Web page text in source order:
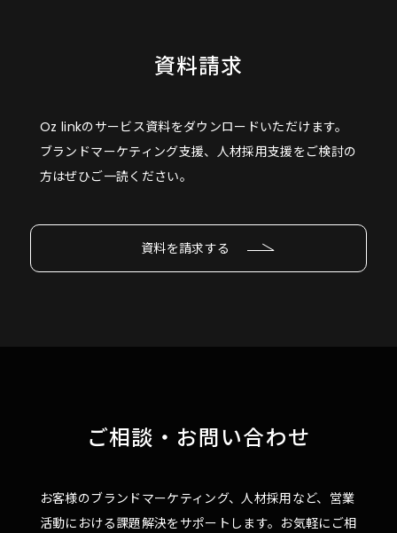
資料請求
Oz linkのサービス資料をダウンロードいただけます。
ブランドマーケティング支援、人材採用支援をご検討の
方はぜひご一読ください。
資料を請求する
ご相談・お問い合わせ
お客様のブランドマーケティング、人材採用など、営業
活動における課題解決をサポートします。お気軽にご相